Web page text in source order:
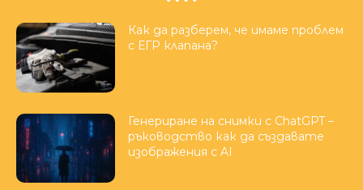
Как да разберем, че имаме проблем
с ЕГР клапана?
Генериране на снимки с ChatGPT –
ръководство как да създавате
изображения с AI